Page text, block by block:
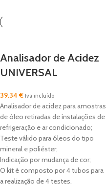
Analisador de Acidez
UNIVERSAL
39.34€ Iva incluído
Analisador de acidez para amostras
de óleo retiradas de instalações de
refrigeração e ar condicionado;
Teste válido para óleos do tipo
mineral e poliéster;
Indicação por mudança de cor;
O kit é composto por 4 tubos para
a realização de 4 testes.